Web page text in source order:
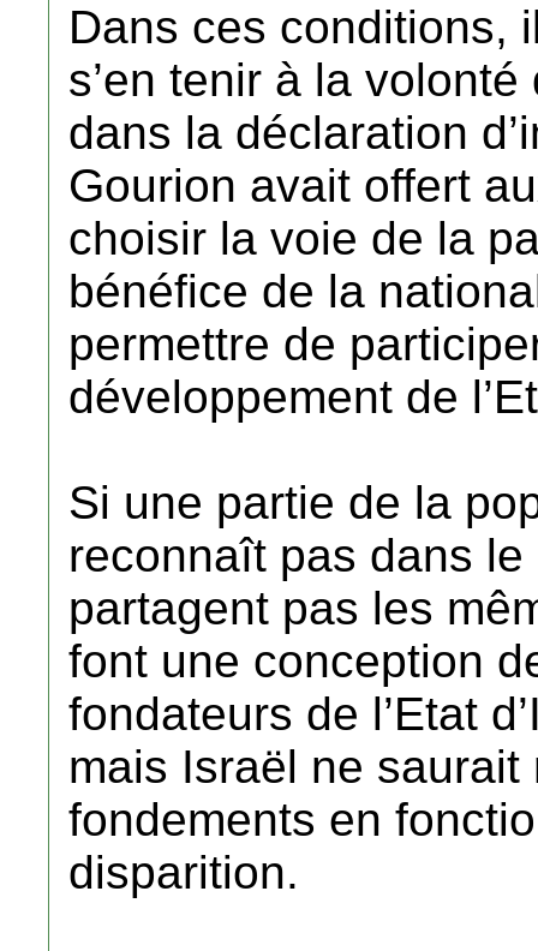
Dans ces conditions,
s’en tenir à la
dans la déclaration
Gourion avait offert
choisir la voie de la
bénéfice de la
permettre de
développement de
Si une partie de la
reconnaît pas dans
partagent pas les
font une conception
fondateurs de l’Etat
mais Israël ne
fondements en
disparition.